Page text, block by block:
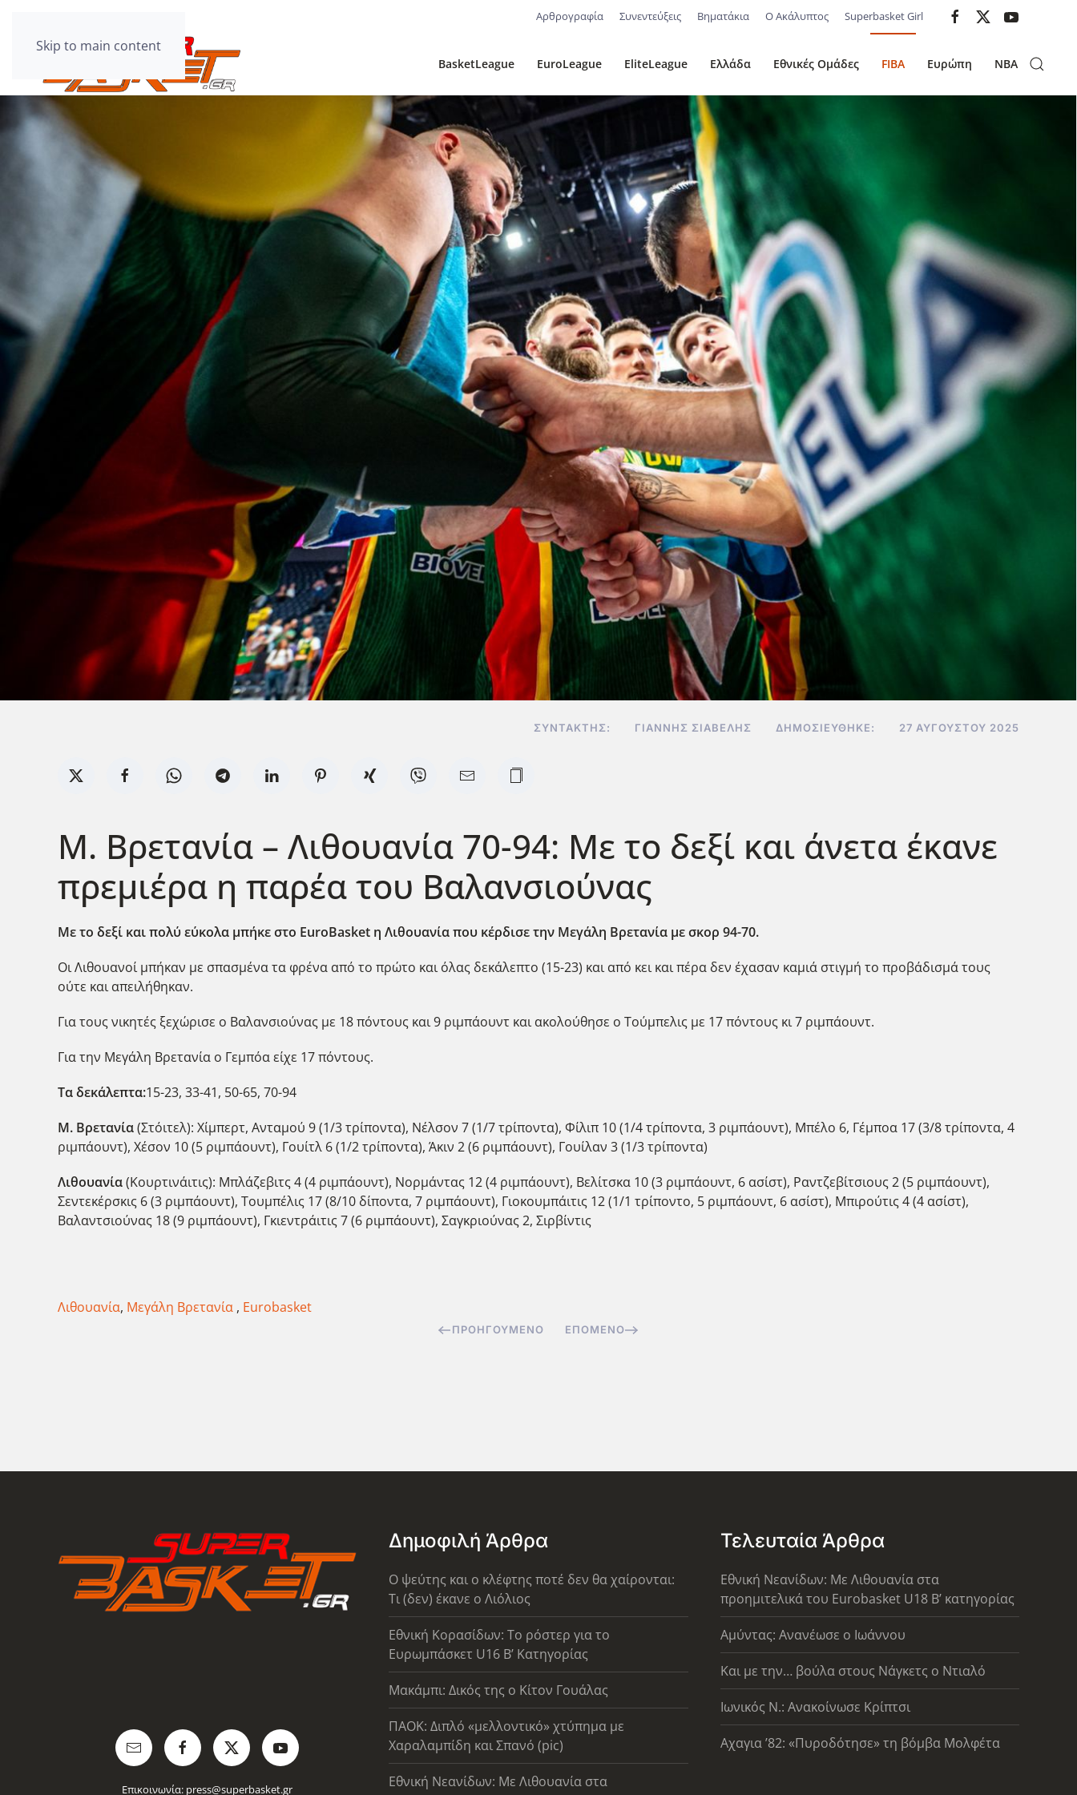
Skip to main content
Αρθρογραφία Συνεντεύξεις Βηματάκια Ο Ακάλυπτος Superbasket Girl
BasketLeague EuroLeague EliteLeague Ελλάδα Εθνικές Ομάδες FIBA Ευρώπη NBA
ΣΥΝΤΆΚΤΗΣ: ΓΙΆΝΝΗΣ ΣΙΑΒΕΛΉΣ ΔΗΜΟΣΙΕΎΘΗΚΕ: 27 ΑΥΓΟΎΣΤΟΥ 2025
Μ. Βρετανία – Λιθουανία 70-94: Με το δεξί και άνετα έκανε
πρεμιέρα η παρέα του Βαλανσιούνας
Με το δεξί και πολύ εύκολα μπήκε στο EuroBasket η Λιθουανία που κέρδισε την Μεγάλη Βρετανία με σκορ 94-70.
Oι Λιθουανοί μπήκαν με σπασμένα τα φρένα από το πρώτο και όλας δεκάλεπτο (15-23) και από κει και πέρα δεν έχασαν καμιά στιγμή το προβάδισμά τους
ούτε και απειλήθηκαν.
Για τους νικητές ξεχώρισε ο Βαλανσιούνας με 18 πόντους και 9 ριμπάουντ και ακολούθησε ο Τούμπελις με 17 πόντους κι 7 ριμπάουντ.
Για την Μεγάλη Βρετανία ο Γεμπόα είχε 17 πόντους.
Τα δεκάλεπτα:15-23, 33-41, 50-65, 70-94
Μ. Βρετανία(Στόιτελ): Χίμπερτ, Ανταμού 9 (1/3 τρίποντα), Νέλσον 7 (1/7 τρίποντα), Φίλιπ 10 (1/4 τρίποντα, 3 ριμπάουντ), Μπέλο 6, Γέμποα 17 (3/8 τρίποντα, 4
ριμπάουντ), Χέσον 10 (5 ριμπάουντ), Γουίτλ 6 (1/2 τρίποντα), Άκιν 2 (6 ριμπάουντ), Γουίλαν 3 (1/3 τρίποντα)
Λιθουανία(Κουρτινάιτις): Μπλάζεβιτς 4 (4 ριμπάουντ), Νορμάντας 12 (4 ριμπάουντ), Βελίτσκα 10 (3 ριμπάουντ, 6 ασίστ), Ραντζεβίτσιους 2 (5 ριμπάουντ),
Σεντεκέρσκις 6 (3 ριμπάουντ), Τουμπέλις 17 (8/10 δίποντα, 7 ριμπάουντ), Γιοκουμπάιτις 12 (1/1 τρίποντο, 5 ριμπάουντ, 6 ασίστ), Μπιρούτις 4 (4 ασίστ),
Βαλαντσιούνας 18 (9 ριμπάουντ), Γκιεντράιτις 7 (6 ριμπάουντ), Σαγκριούνας 2, Σιρβίντις
Λιθουανία, Μεγάλη Βρετανία , Eurobasket
ΠΡΟΗΓΟΎΜΕΝΟ ΕΠΌΜΕΝΟ
Επικοινωνία: press@superbasket.gr
Δημοφιλή Άρθρα
Ο ψεύτης και ο κλέφτης ποτέ δεν θα χαίρονται:
Τι (δεν) έκανε ο Λιόλιος
Εθνική Κορασίδων: Το ρόστερ για το
Ευρωμπάσκετ U16 B’ Κατηγορίας
Μακάμπι: Δικός της ο Κίτον Γουάλας
ΠΑΟΚ: Διπλό «μελλοντικό» χτύπημα με
Χαραλαμπίδη και Σπανό (pic)
Εθνική Νεανίδων: Με Λιθουανία στα
Τελευταία Άρθρα
Εθνική Νεανίδων: Με Λιθουανία στα
προημιτελικά του Eurobasket U18 Β’ κατηγορίας
Αμύντας: Ανανέωσε ο Ιωάννου
Και με την… βούλα στους Νάγκετς ο Ντιαλό
Ιωνικός Ν.: Ανακοίνωσε Κρίπτσι
Αχαγια ’82: «Πυροδότησε» τη βόμβα Μολφέτα